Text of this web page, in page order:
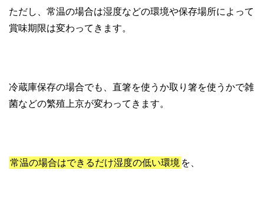
ただし、常温の場合は湿度などの環境や保存場所によって
賞味期限は変わってきます。
冷蔵庫保存の場合でも、直箸を使うか取り箸を使うかで雑
菌などの繁殖上京が変わってきます。
常温の場合はできるだけ湿度の低い環境 を、